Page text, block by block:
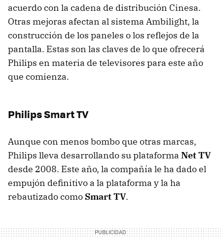
acuerdo con la cadena de distribución Cinesa.
Otras mejoras afectan al sistema Ambilight, la
construcción de los paneles o los reflejos de la
pantalla. Estas son las claves de lo que ofrecerá
Philips en materia de televisores para este año
que comienza.
Philips Smart TV
Aunque con menos bombo que otras marcas,
Philips lleva desarrollando su plataforma Net TV
desde 2008. Este año, la compañía le ha dado el
empujón definitivo a la plataforma y la ha
rebautizado como Smart TV.